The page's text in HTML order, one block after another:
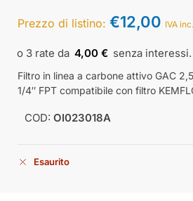
Prezzo di listino: €12,00 IVA inc.
4,00 €
Filtro in linea a carbone attivo GAC
1/4″ FPT compatibile con filtro
COD: OI023018A
Esaurito